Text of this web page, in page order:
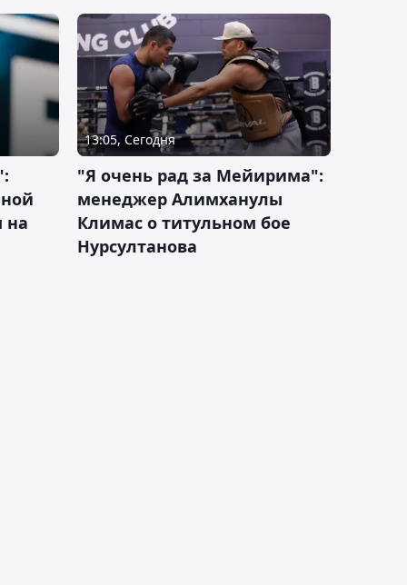
на
13:05, Сегодня
"Я очень рад за Мейирима":
менеджер Алимханулы
Климас о титульном бое
Нурсултанова